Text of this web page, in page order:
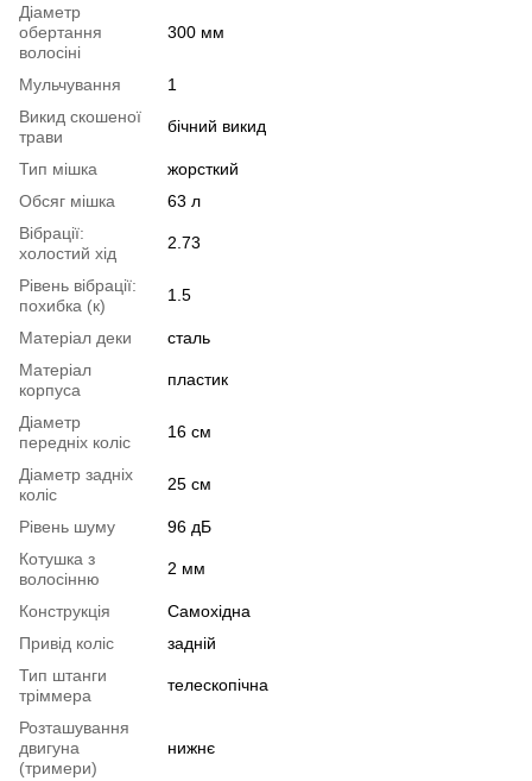
Діаметр
обертання
волосіні
300 мм
Мульчування
1
Викид скошеної
трави
бічний викид
Тип мішка
жорсткий
Обсяг мішка
63 л
Вібрації:
холостий хід
2.73
Рівень вібрації:
похибка (к)
1.5
Матеріал деки
сталь
Матеріал
корпуса
пластик
Діаметр
передніх коліс
16 см
Діаметр задніх
коліс
25 см
Рівень шуму
96 дБ
Котушка з
волосінню
2 мм
Конструкція
Самохідна
Привід коліс
задній
Тип штанги
тріммера
телескопічна
Розташування
двигуна
(тримери)
нижнє